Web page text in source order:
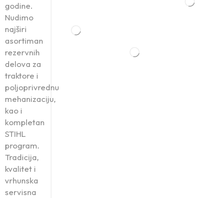
godine.
Nudimo
najširi
asortiman
rezervnih
delova za
traktore i
poljoprivrednu
mehanizaciju,
kao i
kompletan
STIHL
program.
Tradicija,
kvalitet i
vrhunska
servisna